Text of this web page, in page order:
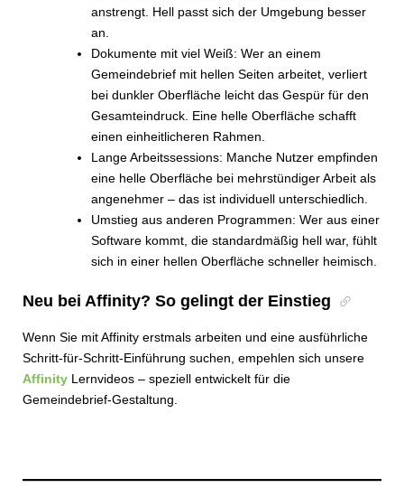
anstrengt. Hell passt sich der Umgebung besser
an.
Dokumente mit viel Weiß: Wer an einem
Gemeindebrief mit hellen Seiten arbeitet, verliert
bei dunkler Oberfläche leicht das Gespür für den
Gesamteindruck. Eine helle Oberfläche schafft
einen einheitlicheren Rahmen.
Lange Arbeitssessions: Manche Nutzer empfinden
eine helle Oberfläche bei mehrstündiger Arbeit als
angenehmer – das ist individuell unterschiedlich.
Umstieg aus anderen Programmen: Wer aus einer
Software kommt, die standardmäßig hell war, fühlt
sich in einer hellen Oberfläche schneller heimisch.
Neu bei Affinity? So gelingt der Einstieg
Wenn Sie mit Affinity erstmals arbeiten und eine ausführliche
Schritt-für-Schritt-Einführung suchen, empehlen sich unsere
Affinity Lernvideos – speziell entwickelt für die
Gemeindebrief-Gestaltung.